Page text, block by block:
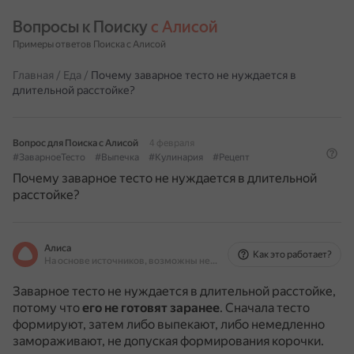
Вопросы к Поиску с Алисой
Примеры ответов Поиска с Алисой
Главная / Еда / Почему заварное тесто не нуждается в
длительной расстойке?
Вопрос для Поиска с Алисой
4 февраля
#ЗаварноеТесто
#Выпечка #Кулинария #Рецепт
Почему заварное тесто не нуждается в длительной
расстойке?
Алиса
На основе источников, возможны неточности
Как это работает?
Заварное тесто не нуждается в длительной расстойке,
потому чтоего не готовят заранее. Сначала тесто
формируют, затем либо выпекают, либо немедленно
замораживают, не допуская формирования корочки.